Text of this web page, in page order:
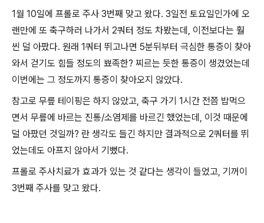
1월 10일에 프롤로 주사 3번째 맞고 왔다. 3일전 토요일인가에 오
랜만에 또 축구하러 나가서 2쿼터 정도 차봤는데, 이전보다는 훨
씬 덜 아팠다. 원래 1쿼터 뛰고나면 5분뒤부터 극심한 통증이 찾아
와서 걷기도 힘들 정도의 뾰족한? 찌르는 듯한 통증이 생겼었는데
이번에는 그 정도까지 통증이 찾아오지 않았다.
참고로 무릎 테이핑은 하지 않았고, 축구 가기 1시간 전쯤 밥먹으
면서 무릎에 바르는 진통/소염제를 바르긴 했었는데, 이것 때문에
덜 아팠던 것일까? 란 생각도 들긴 하지만 결과적으로 2쿼터를 뛰
었는데도 아프지 않아서 기뻤다.
프롤로 주사치료가 효과가 있는 것 같다는 생각이 들었고, 기꺼이
3번째 주사를 맞고 왔다.